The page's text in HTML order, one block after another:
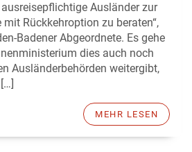
Ausländer zur
Rückkehroption zu beraten“,
Badener Abgeordnete. Es gehe
dies auch noch
Ausländerbehörden weitergibt,
MEHR LESEN